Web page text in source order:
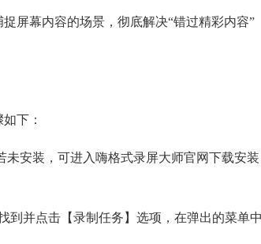
屏幕内容的场景，彻底解决“错过精彩内容”
下：
未安装，可进入嗨格式录屏大师官网下载安装
到并点击【录制任务】选项，在弹出的菜单